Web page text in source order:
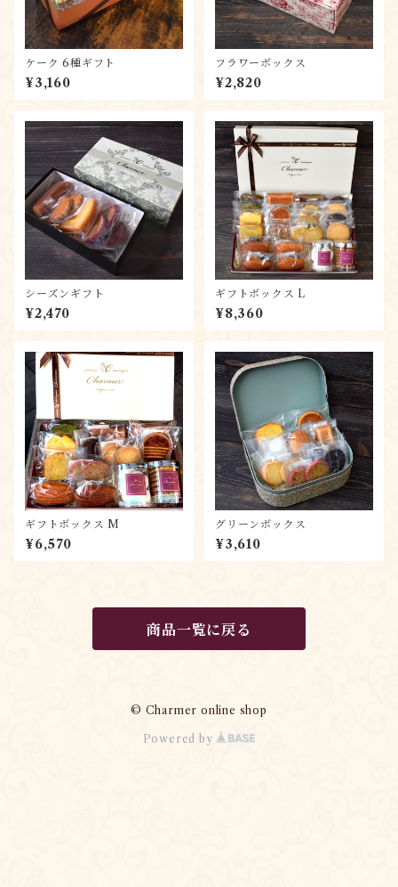
ケーク 6種ギフト
¥3,160
フラワーボックス
¥2,820
シーズンギフト
¥2,470
ギフトボックス L
¥8,360
ギフトボックス M
¥6,570
グリーンボックス
¥3,610
商品一覧に戻る
© Charmer online shop
Powered by